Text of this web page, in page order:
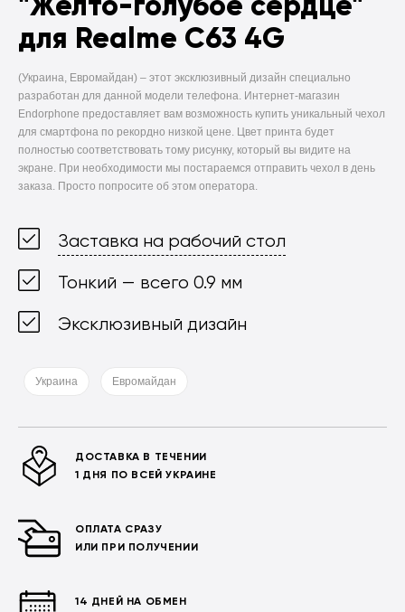
для Realme C63 4G
(Украина, Евромайдан) – этот эксклюзивный дизайн специально
разработан для данной модели телефона. Интернет-магазин
Endorphone предоставляет вам возможность купить уникальный чехол
для смартфона по рекордно низкой цене. Цвет принта будет
полностью соответствовать тому рисунку, который вы видите на
экране. При необходимости мы постараемся отправить чехол в день
заказа. Просто попросите об этом оператора.
Заставка на рабочий стол
Тонкий — всего 0.9 мм
Эксклюзивный дизайн
Украина Евромайдан
ДОСТАВКА В ТЕЧЕНИИ
1 ДНЯ ПО ВСЕЙ УКРАИНЕ
ОПЛАТА СРАЗУ
ИЛИ ПРИ ПОЛУЧЕНИИ
14 ДНЕЙ НА ОБМЕН